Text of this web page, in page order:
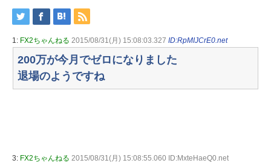
1: FX2ちゃんねる 2015/08/31(月) 15:08:03.327 ID:RpMIJCrE0.net
200万が今月でゼロになりました
退場のようですね
3: FX2ちゃんねる 2015/08/31(月) 15:08:55.060 ID:MxteHaeQ0.net